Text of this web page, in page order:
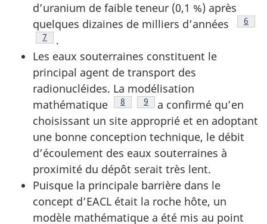
d’uranium de faible teneur (0,1 %) après
quelques dizaines de milliers d’années
6
Footnote
7
.
Les eaux souterraines constituent le
principal agent de transport des
radionucléides. La modélisation
mathématique
Footnote
8 Footnote
9
a confirmé qu’en
choisissant un site approprié et en adoptant
une bonne conception technique, le débit
d’écoulement des eaux souterraines à
proximité du dépôt serait très lent.
Puisque la principale barrière dans le
concept d’EACL était la roche hôte, un
modèle mathématique a été mis au point